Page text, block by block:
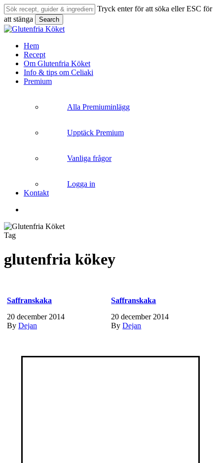
Skip
to
main
content
Tryck enter för att söka eller ESC för
att stänga
Search
Close
search
Menu
Hem
Recept
Om Glutenfria Köket
Info & tips om Celiaki
Premium
Alla Premiuminlägg
Upptäck Premium
Vanliga frågor
Logga in
Kontakt
Tag
glutenfria kökey
Saffranskaka
20 december 2014
By Dejan
Saffranskaka
20 december 2014
By Dejan